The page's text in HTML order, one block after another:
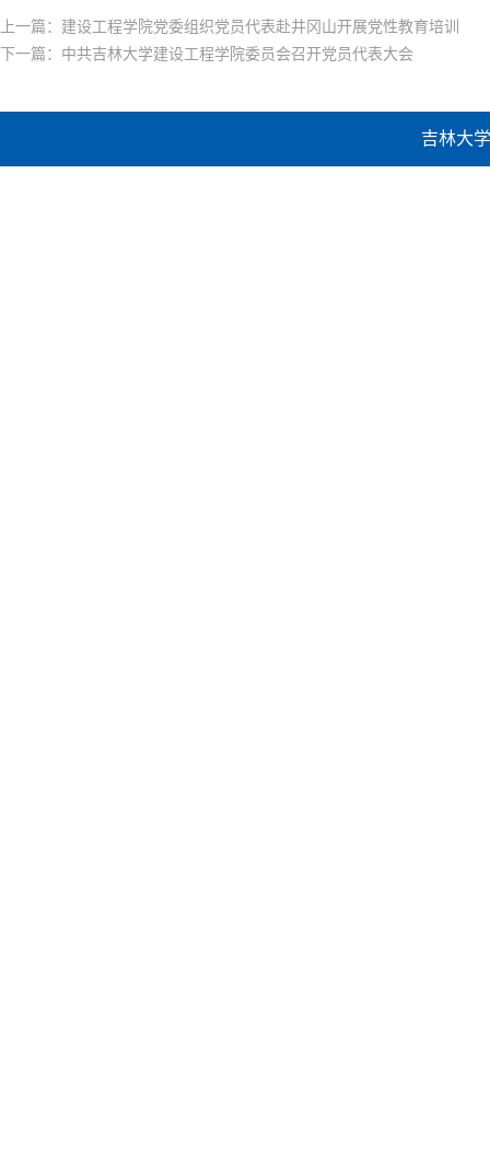
上一篇： 建设工程学院党委组织党员代表赴井冈山开展党性教育培训
下一篇： 中共吉林大学建设工程学院委员会召开党员代表大会
吉林大